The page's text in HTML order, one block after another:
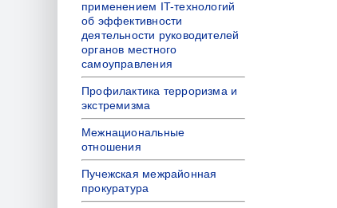
применением IT-технологий
об эффективности
деятельности руководителей
органов местного
самоуправления
Профилактика терроризма и
экстремизма
Межнациональные
отношения
Пучежская межрайонная
прокуратура